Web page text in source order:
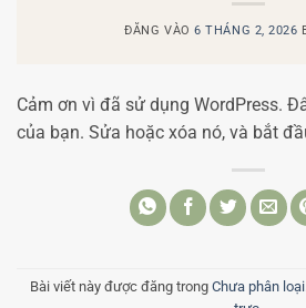
ĐĂNG VÀO6 THÁNG 2, 2026
Cảm ơn vì đã sử dụng WordPress.
của bạn. Sửa hoặc xóa nó, và bắt
Bài viết này được đăng trong Chưa phân loại